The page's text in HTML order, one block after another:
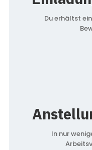
Du erhältst
In nur